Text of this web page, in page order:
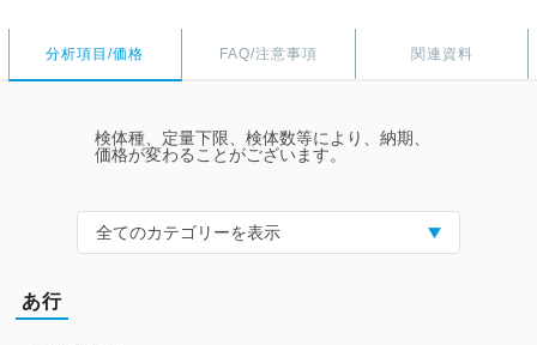
分析項目/価格 FAQ/注意事項 関連資料
検体種、定量下限、検体数等により、納期、
価格が変わることがございます。
全てのカテゴリーを表示
あ行